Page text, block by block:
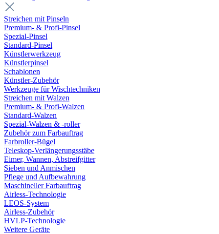
Streichen mit Pinseln
Premium- & Profi-Pinsel
Spezial-Pinsel
Standard-Pinsel
Künstlerwerkzeug
Künstlerpinsel
Schablonen
Künstler-Zubehör
Werkzeuge für Wischtechniken
Streichen mit Walzen
Premium- & Profi-Walzen
Standard-Walzen
Spezial-Walzen & -roller
Zubehör zum Farbauftrag
Farbroller-Bügel
Teleskop-Verlängerungsstäbe
Eimer, Wannen, Abstreifgitter
Sieben und Anmischen
Pflege und Aufbewahrung
Maschineller Farbauftrag
Airless-Technologie
LEOS-System
Airless-Zubehör
HVLP-Technologie
Weitere Geräte